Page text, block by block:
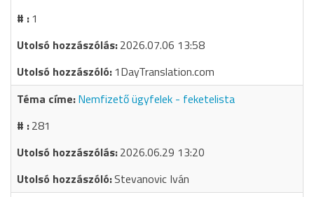
1
2026.07.06 13:58
1DayTranslation.com
Nemfizető ügyfelek - feketelista
281
2026.06.29 13:20
Stevanovic Iván